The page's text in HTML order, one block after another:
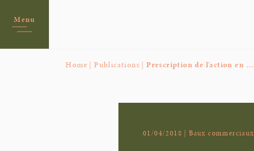
Menu
Home | Publications | Prescription de l’action en …
01/04/2018 | Baux commerciaux